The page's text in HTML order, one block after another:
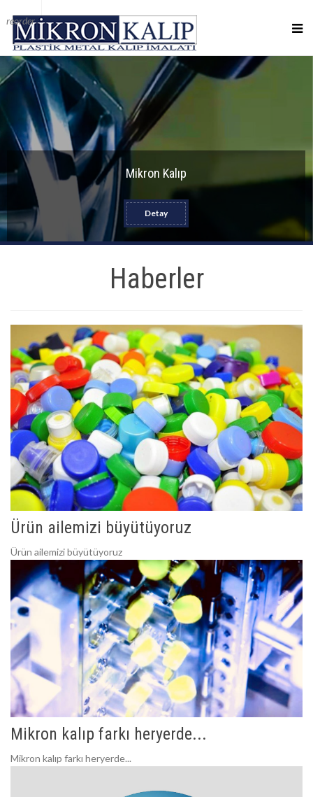
reorder
Mikron Kalıp
Detay
Haberler
Ürün ailemizi büyütüyoruz
Ürün ailemizi büyütüyoruz
Mikron kalıp farkı heryerde...
Mikron kalıp farkı heryerde...